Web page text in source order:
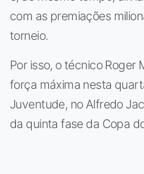
com as premiações
torneio.
Por isso, o técnico Roger
força máxima nesta
Juventude, no Alfredo
da quinta fase da Copa